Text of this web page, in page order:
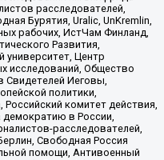
расследователей,
Бурятия, Uralic, UnKremlin,
рабочих, ИстЧам Финланд,
Развития,
университет, Центр
исследований, Общество
Свидетелей Иеговы,
политики,
комитет действия,
в России,
расследователей,
Свободная Россия
помощи, Антивоенный